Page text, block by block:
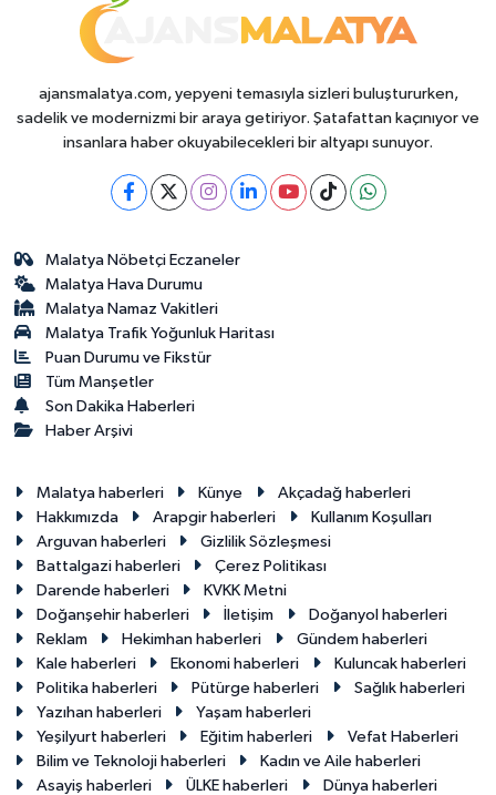
ajansmalatya.com, yepyeni temasıyla sizleri buluştururken,
sadelik ve modernizmi bir araya getiriyor. Şatafattan kaçınıyor ve
insanlara haber okuyabilecekleri bir altyapı sunuyor.
Malatya Nöbetçi Eczaneler
Malatya Hava Durumu
Malatya Namaz Vakitleri
Malatya Trafik Yoğunluk Haritası
Puan Durumu ve Fikstür
Tüm Manşetler
Son Dakika Haberleri
Haber Arşivi
Malatya haberleri Künye
Akçadağ haberleri
Hakkımızda
Arapgir haberleri
Kullanım Koşulları
Arguvan haberleri
Gizlilik Sözleşmesi
Battalgazi haberleri
Çerez Politikası
Darende haberleri
KVKK Metni
Doğanşehir haberleri
İletişim
Doğanyol haberleri
Reklam
Hekimhan haberleri
Gündem haberleri
Kale haberleri
Ekonomi haberleri
Kuluncak haberleri
Politika haberleri
Pütürge haberleri
Sağlık haberleri
Yazıhan haberleri
Yaşam haberleri
Yeşilyurt haberleri
Eğitim haberleri
Vefat Haberleri
Bilim ve Teknoloji haberleri
Kadın ve Aile haberleri
Asayiş haberleri
ÜLKE haberleri Dünya haberleri